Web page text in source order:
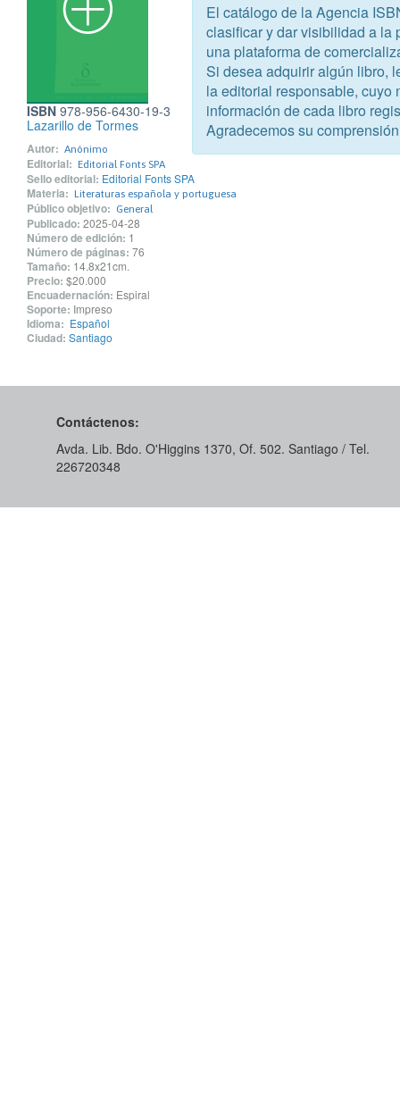
ISBN 978-956-6430-19-3
Lazarillo de Tormes
Autor: Anónimo
Editorial: Editorial Fonts SPA
Sello editorial: Editorial Fonts SPA
Materia: Literaturas española y portuguesa
Público objetivo: General
Publicado: 2025-04-28
Número de edición: 1
Número de páginas: 76
Tamaño: 14.8x21cm.
Precio: $20.000
Encuadernación: Espiral
Soporte: Impreso
Idioma: Español
Ciudad: Santiago
Contáctenos:
Avda. Lib. Bdo. O'Higgins 1370, Of. 502. Santiago / Tel.
226720348
El catálogo de la Agencia
clasificar y dar visibilidad a la
una plataforma de
Si desea adquirir algún libro,
la editorial responsable, cuyo
información de cada libro
Agradecemos su